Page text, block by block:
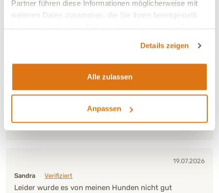
Partner führen diese Informationen möglicherweise mit
weiteren Daten zusammen, die Sie ihnen bereitgestellt
Details zeigen
Alle zulassen
Anpassen
Verträglichkeit:Sehr gut
19.07.2026
Unsere Hündin liebt dieses Futter.
Sehr gut
19.07.2026
Sandra
Verifiziert
Leider wurde es von meinen Hunden nicht gut